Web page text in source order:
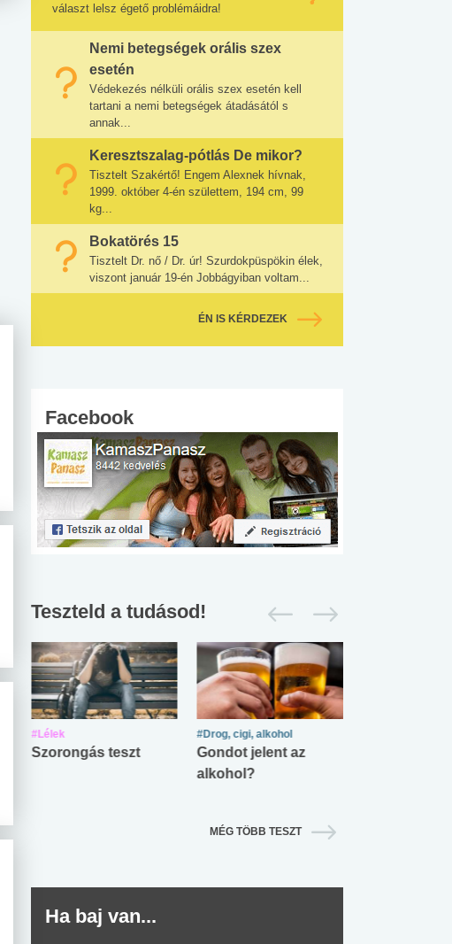
választ lelsz égető problémáidra!
Nemi betegségek orális szex
esetén
Védekezés nélküli orális szex esetén kell
tartani a nemi betegségek átadásától s
annak...
Keresztszalag-pótlás De mikor?
Tisztelt Szakértő! Engem Alexnek hívnak,
1999. október 4-én születtem, 194 cm, 99
kg...
Bokatörés 15
Tisztelt Dr. nő / Dr. úr! Szurdokpüspökin élek,
viszont január 19-én Jobbágyiban voltam...
ÉN IS KÉRDEZEK
Facebook
Teszteld a tudásod!
#Lélek
Szorongás teszt
#Drog, cigi, alkohol
Gondot jelent az
alkohol?
MÉG TÖBB TESZT
Ha baj van...